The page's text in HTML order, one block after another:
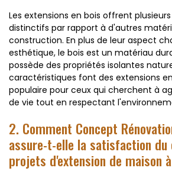
Les extensions en bois offrent
distinctifs par rapport à d'autres
construction. En plus de leur aspect
esthétique, le bois est un matériau
possède des propriétés isolantes
caractéristiques font des extensions
populaire pour ceux qui cherchent à
de vie tout en respectant
2. Comment Concept
assure-t-elle la satisfaction du
projets d'extension de maison